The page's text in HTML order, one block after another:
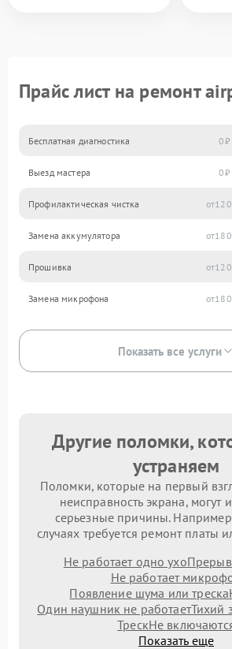
Прайс лист на ремонт
Бесплатная диагностика 0
Выезд мастера 0
Профилактическая чистка
Замена аккумулятора
Прошивка
Замена микрофона
Показать все услуги
Другие поломки,
устраняем
Поломки, которые на первый
неисправность экрана, могут
серьезные причины.
случаях требуется ремонт платы
Не работает одно ухо
Не работает
Появление шума или треска
Один наушник не работаетТихий
ТрескНе
Показать еще